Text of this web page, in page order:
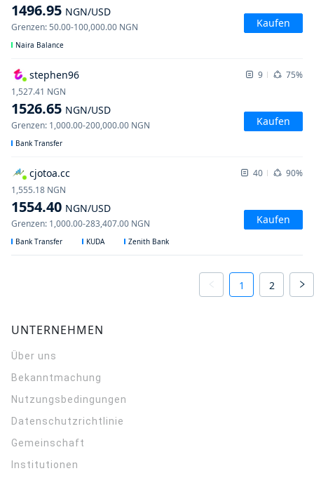
1496.95 NGN/USD
Grenzen:50.00-100,000.00 NGN Kaufen
Naira Balance
stephen96 9 75%
1526.65 NGN/USD
1,527.41 NGN
Grenzen: 1,000.00-200,000.00 NGN Kaufen
Bank Transfer
cjotoa.cc 40 90%
1554.40 NGN/USD
1,555.18 NGN
Grenzen: 1,000.00-283,407.00 NGN Kaufen
Bank Transfer KUDA Zenith Bank
1 2
UNTERNEHMEN
Über uns
Bekanntmachung
Nutzungsbedingungen
Datenschutzrichtlinie
Gemeinschaft
Institutionen